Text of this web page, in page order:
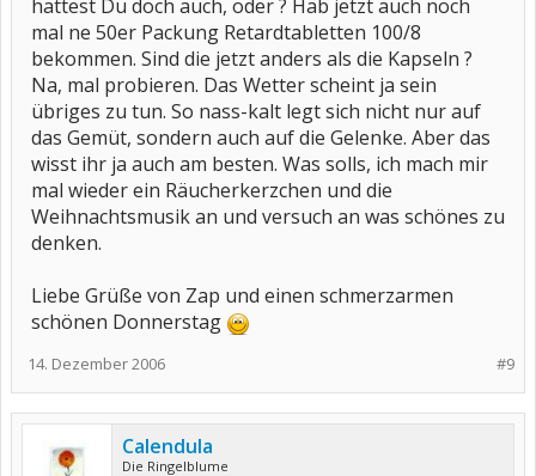
hattest Du doch auch, oder ? Hab jetzt auch noch
mal ne 50er Packung Retardtabletten 100/8
bekommen. Sind die jetzt anders als die Kapseln ?
Na, mal probieren. Das Wetter scheint ja sein
übriges zu tun. So nass-kalt legt sich nicht nur auf
das Gemüt, sondern auch auf die Gelenke. Aber das
wisst ihr ja auch am besten. Was solls, ich mach mir
mal wieder ein Räucherkerzchen und die
Weihnachtsmusik an und versuch an was schönes zu
denken.
Liebe Grüße von Zap und einen schmerzarmen
schönen Donnerstag
#9
14. Dezember 2006
Calendula
Die Ringelblume